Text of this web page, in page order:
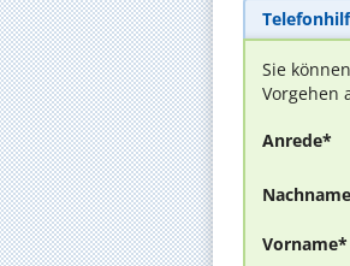
Sie
Vorgehen
Anrede*
Vorname*